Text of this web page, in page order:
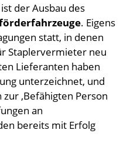
ist der Ausbau des
. Eigens
statt, in denen
Staplervermieter neu
Lieferanten haben
unterzeichnet, und
‚Befähigten Person
an
bereits mit Erfolg